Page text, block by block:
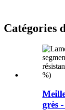
Catégories
grès